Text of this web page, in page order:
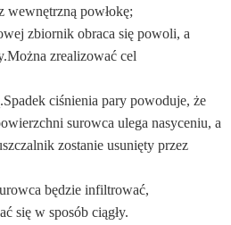
wewnętrzną powłokę;
zbiornik obraca się powoli, a
zrealizować cel
ciśnienia pary powoduje, że
surowca ulega nasyceniu, a
zostanie usunięty przez
będzie infiltrować,
się w sposób ciągły.